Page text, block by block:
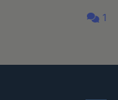
1